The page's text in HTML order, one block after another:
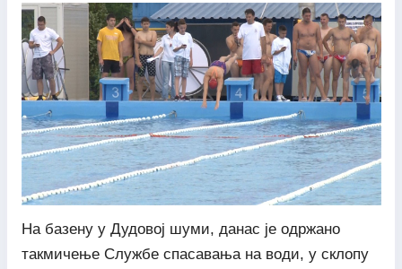
На базену у Дудовој шуми, данас је одржано
такмичење Службе спасавања на води, у склопу